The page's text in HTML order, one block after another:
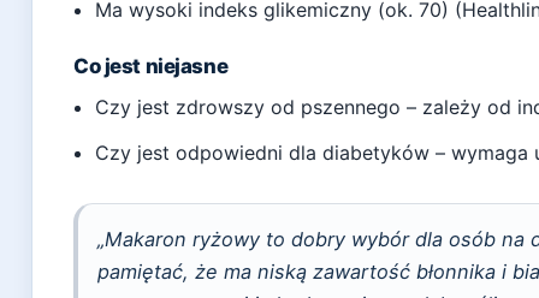
Ma wysoki indeks glikemiczny (ok. 70)
Co jest niejasne
Czy jest zdrowszy od pszennego – zależy od
Czy jest odpowiedni dla diabetyków – wymaga
„Makaron ryżowy to dobry wybór dla osób na
pamiętać, że ma niską zawartość błonnika i